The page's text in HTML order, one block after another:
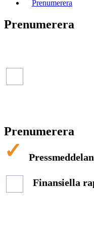
Prenumerera
Prenumerera
Prenumerera
Finansiella